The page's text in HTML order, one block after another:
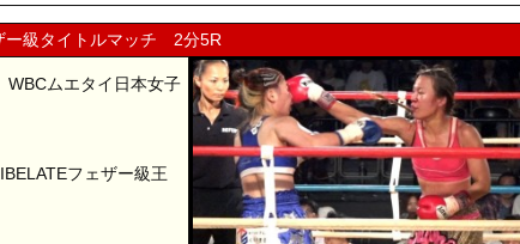
級タイトルマッチ 2分5R
WBCムエタイ日本女子
フェザー級王